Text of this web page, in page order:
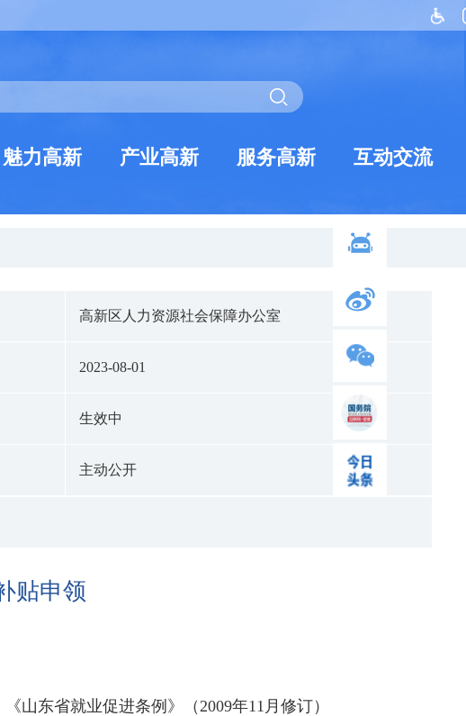
魅力高新 产业高新 服务高新 互动交流
高新区人力资源社会保障办公室
2023-08-01
生效中
主动公开
贴申领
山东省就业促进条例》（2009年11月修订）